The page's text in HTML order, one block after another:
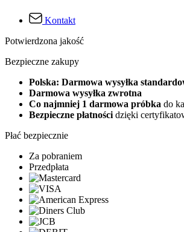
Kontakt
Potwierdzona jakość
Bezpieczne zakupy
Polska: Darmowa wysyłka
Darmowa wysyłka zwrotna
Co najmniej 1 darmowa próbka do
Bezpieczne płatności dzięki
Płać bezpiecznie
Za pobraniem
Przedpłata